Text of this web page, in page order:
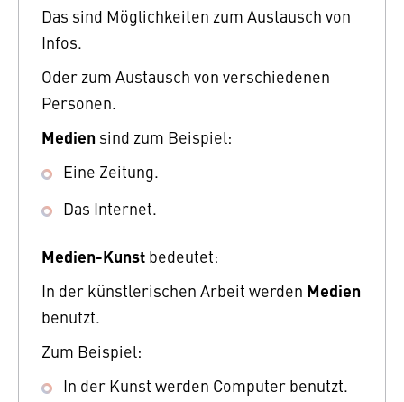
Das sind Möglichkeiten zum Austausch von
Infos.
Oder zum Austausch von verschiedenen
Personen.
Medien sind zum Beispiel:
Eine Zeitung.
Das Internet.
Medien-Kunst bedeutet:
In der künstlerischen Arbeit werden Medien
benutzt.
Zum Beispiel:
In der Kunst werden Computer benutzt.